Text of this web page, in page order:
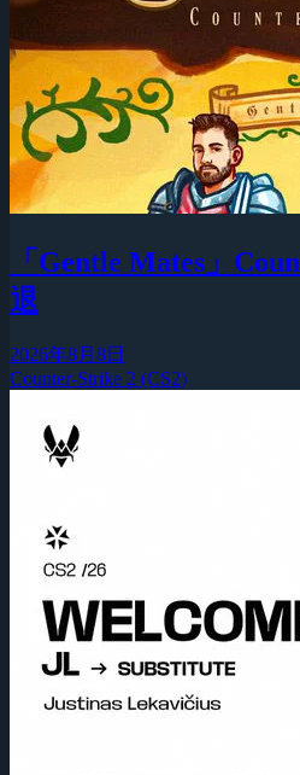
「Gentle Mates」
退
2026年8月8日
Counter-Strike 2 (CS2)